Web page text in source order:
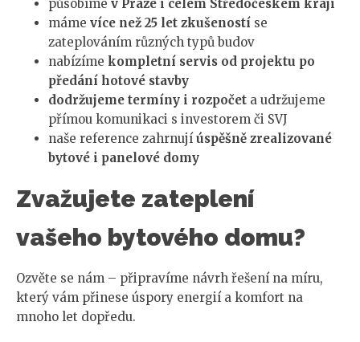
působíme v Praze i celém Středočeském kraji
máme více než 25 let zkušeností se
zateplováním různých typů budov
nabízíme kompletní servis od projektu po
předání hotové stavby
dodržujeme termíny i rozpočet a udržujeme
přímou komunikaci s investorem či SVJ
naše reference zahrnujíúspěšně zrealizované
bytové i panelové domy
Zvažujete zateplení
vašeho bytového domu?
Ozvěte se nám – připravíme návrh řešení na míru,
který vám přinese úspory energií a komfort na
mnoho let dopředu.